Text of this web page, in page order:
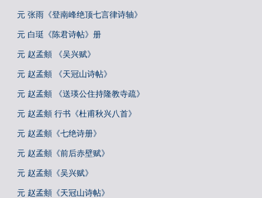
元 张雨《登南峰绝顶七言律诗轴》
元 白珽《陈君诗帖》册
元 赵孟頫 《吴兴赋》
元 赵孟頫 《天冠山诗帖》
元 赵孟頫 《送瑛公住持隆教寺疏》
元 赵孟頫 行书《杜甫秋兴八首》
元 赵孟頫《七绝诗册》
元 赵孟頫《前后赤壁赋》
元 赵孟頫《吴兴赋》
元 赵孟頫《天冠山诗帖》